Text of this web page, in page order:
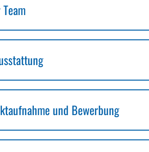
und Bewerbung